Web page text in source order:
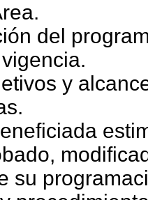
del
y
su